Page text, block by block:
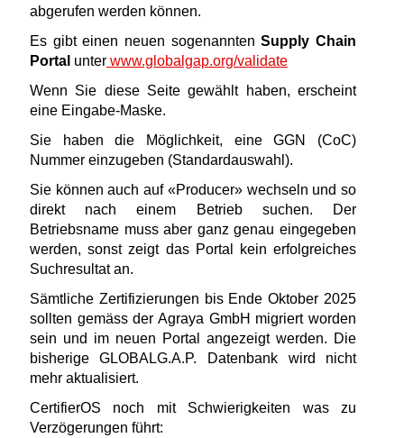
abgerufen werden können.
Es gibt einen neuen sogenanntenSupply Chain
Portal unterwww.globalgap.org/validate
Wenn Sie diese Seite gewählt haben, erscheint
eine Eingabe-Maske.
Sie haben die Möglichkeit, eine GGN (CoC)
Nummer einzugeben (Standardauswahl).
Sie können auch auf «Producer» wechseln und so
direkt nach einem Betrieb suchen. Der
Betriebsname muss aber ganz genau eingegeben
werden, sonst zeigt das Portal kein erfolgreiches
Suchresultat an.
Sämtliche Zertifizierungen bis Ende Oktober 2025
sollten gemäss der Agraya GmbH migriert worden
sein und im neuen Portal angezeigt werden. Die
bisherige GLOBALG.A.P. Datenbank wird nicht
mehr aktualisiert.
CertifierOS noch mit Schwierigkeiten was zu
Verzögerungen führt: